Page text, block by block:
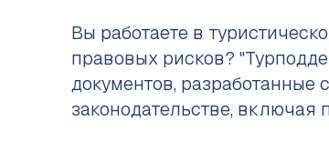
Вы работаете в
правовых рисков?
документов, разработанные
законодательстве, включая